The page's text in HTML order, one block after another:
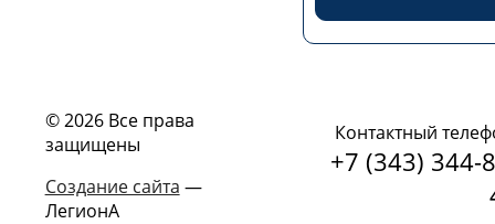
© 2026 Все права
защищены
Создание сайта —
ЛегионА
Контактный
+7 (343) 344-